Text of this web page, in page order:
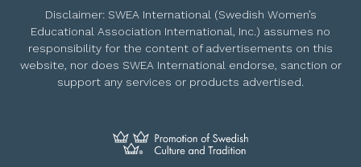
Disclaimer: SWEA International (Swedish Women’s
Educational Association International, Inc.) assumes no
responsibility for the content of advertisements on this
website, nor does SWEA International endorse, sanction or
support any services or products advertised.